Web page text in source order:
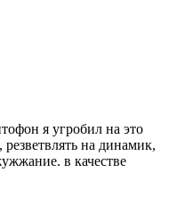
я угробил на это
на динамик,
в качестве